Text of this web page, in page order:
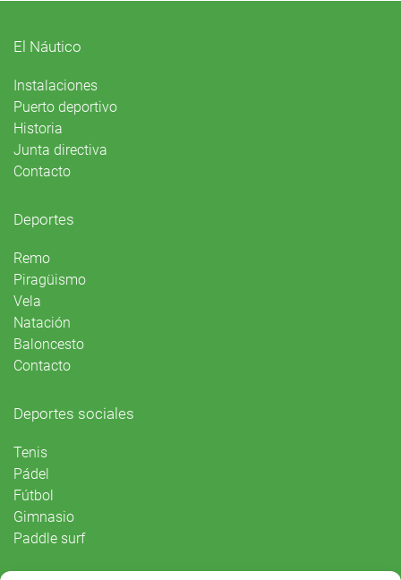
El Náutico
Instalaciones
Puerto deportivo
Historia
Junta directiva
Contacto
Deportes
Remo
Piragüismo
Vela
Natación
Baloncesto
Contacto
Deportes sociales
Tenis
Pádel
Fútbol
Gimnasio
Paddle surf